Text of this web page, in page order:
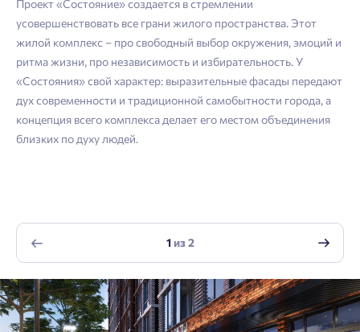
Согласен на обработку персональных данных
Согласен получать информационную рассылку
Проект «Состояние» создается в стремлении
усовершенствовать все грани жилого пространства. Этот
жилой комплекс – про свободный выбор окружения, эмоций и
ритма жизни, про независимость и избирательность. У
«Состояния» свой характер: выразительные фасады передают
дух современности и традиционной самобытности города, а
концепция всего комплекса делает его местом объединения
близких по духу людей.
1из2
Личный кабинет
Введите номер телефона, чтобы войти или
зарегистрироваться.
персональных данных.
Подтвердить
Личный кабинет
Мы отправили код на номер .